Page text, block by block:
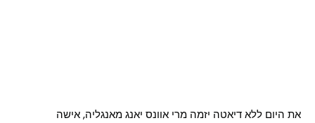
את היום ללא דיאטה יזמה מרי אוונס יאנג מאנגליה, אישה